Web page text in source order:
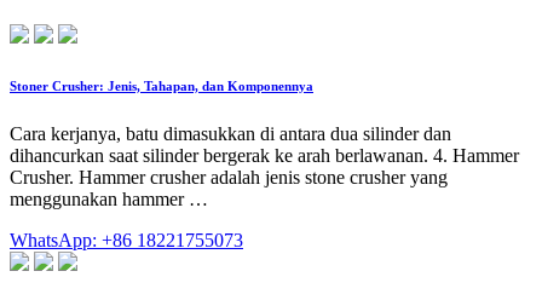
Stoner Crusher: Jenis, Tahapan, dan Komponennya
Cara kerjanya, batu dimasukkan di antara dua silinder dan
dihancurkan saat silinder bergerak ke arah berlawanan. 4. Hammer
Crusher. Hammer crusher adalah jenis stone crusher yang
menggunakan hammer …
WhatsApp: +86 18221755073